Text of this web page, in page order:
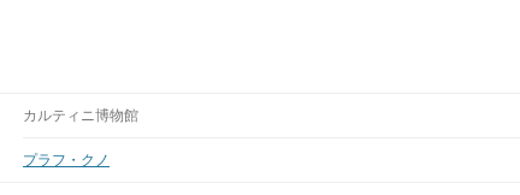
カルティニ博物館
プラフ・クノ